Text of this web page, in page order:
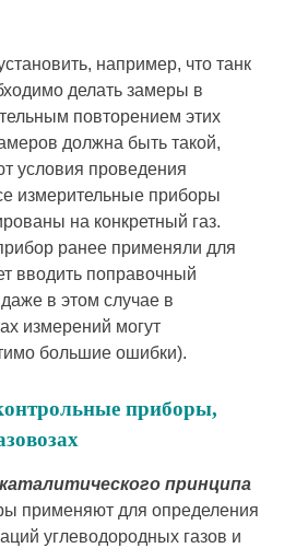
например, что танк
делать замеры в
повторением этих
должна быть такой,
условия проведения
измерительные приборы
на конкретный газ.
ранее применяли для
вводить поправочный
в этом случае в
измерений могут
большие ошибки).
приборы,
принципа
применяют для определения
углеводородных газов и